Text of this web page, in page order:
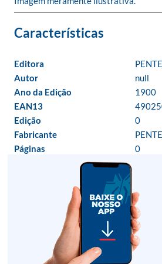
Editora
Autor
null
Ano da Edição
1900
EAN13
Edição
0
Fabricante
Páginas
0